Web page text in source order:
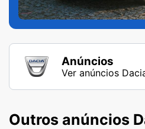
Anúncios
Ver anúncios
Outros anúncios